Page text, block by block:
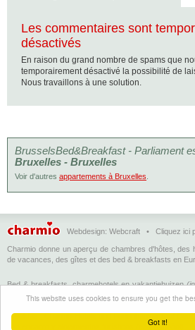
Got it!
This website uses cookies to ensure you get the
Les commentaires sont
désactivés
En raison du grand nombre de spams que
temporairement désactivé la possibilité de
Nous travaillons à une solution.
BrusselsBed&Breakfast - Parliament
Bruxelles - Bruxelles
Voir d'autres appartements à Bruxelles
Webdesign: Webcraft • Cliquez ici
Charmio donne un aperçu de chambres d'hôtes, des
de vacances, des gîtes et des bed & breakfasts en
Bed & breakfasts, charmehotels en vakantiehuizen
d'hôtes, hôtels de charme et logements de
breakfasts, charming hotels and holiday
Breakfast, Charme-Hotels und Ferienhäuser (auf
(en Enspañol)